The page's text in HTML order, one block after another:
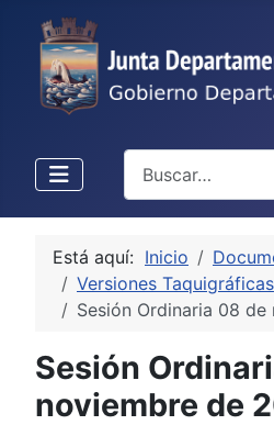
Está aquí: Inicio
Versiones Taquigráficas
Sesión Ordinaria 08
Sesión
noviembre de